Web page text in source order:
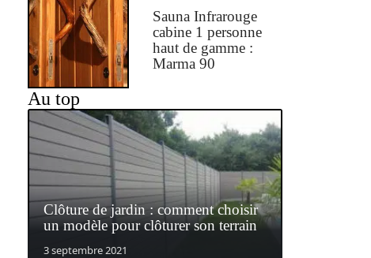
Sauna Infrarouge
cabine 1 personne
haut de gamme :
Marma 90
Au top
Clôture de jardin : comment choisir
un modèle pour clôturer son terrain
3 septembre 2021